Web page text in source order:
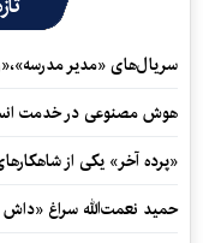
سریال‌های «مدیر
هوش مصنوعی در خدمت
«پرده آخر» یکی از
حمید نعمت‌‏الله سراغ